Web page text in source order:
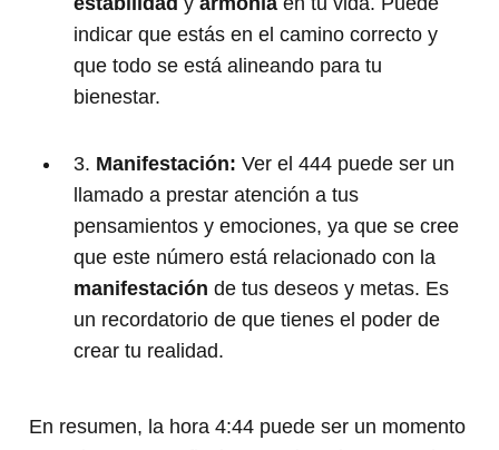
indicar que estás en el camino correcto y
que todo se está alineando para tu
bienestar.
3. Manifestación: Ver el 444 puede ser un
llamado a prestar atención a tus
pensamientos y emociones, ya que se cree
que este número está relacionado con la
manifestación de tus deseos y metas. Es
un recordatorio de que tienes el poder de
crear tu realidad.
En resumen, la hora 4:44 puede ser un momento